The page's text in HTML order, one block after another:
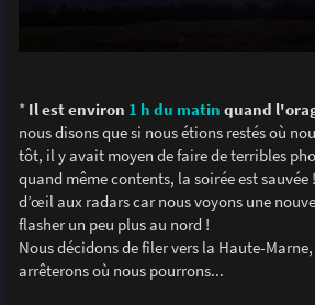
* Il est environ 1 h du matin quand
nous disons que si nous étions restés où
tôt, il y avait moyen de faire de terribles
quand même contents, la soirée est sauvée !
d’œil aux radars car nous voyons une
flasher un peu plus au nord !
Nous décidons de filer vers la Haute-
arrêterons où nous pourrons...